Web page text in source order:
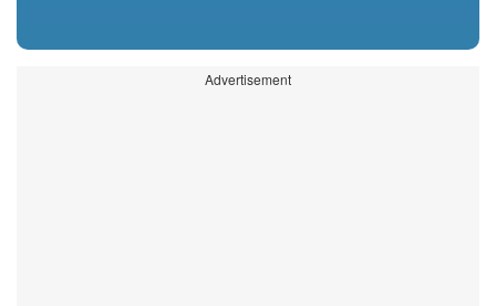
Advertisement